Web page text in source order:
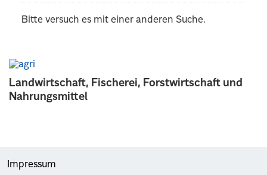
Landwirtschaft, Fischerei, Forstwirtschaft und
Nahrungsmittel
Bitte versuch es mit einer anderen Suche.
Impressum